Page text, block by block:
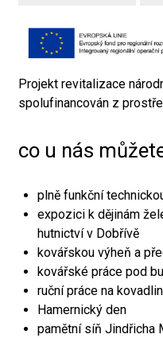
Projekt revitalizace
spolufinancován z
co u nás
plně funkční
expozici k dějinám
hutnictví v Dobřívě
kovářskou výheň a
kovářské práce pod
ruční práce na
Hamernický den
pamětní síň Jindřicha